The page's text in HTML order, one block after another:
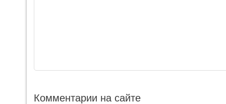
Комментарии на сайте